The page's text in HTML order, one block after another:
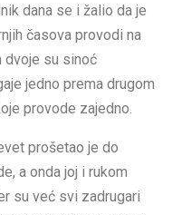
dana se i žalio da je
časova provodi na
dvoje su sinoć
jedno prema drugom
provode zajedno.
prošetao je do
a onda joj i rukom
su već svi zadrugari